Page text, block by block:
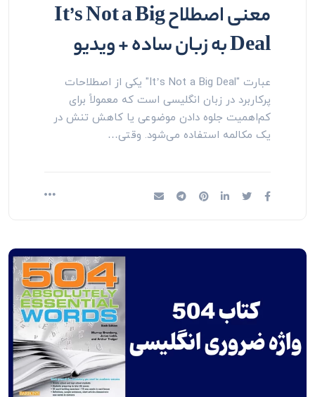
معنی اصطلاح It’s Not a Big
Deal به زبان ساده + ویدیو
عبارت "It’s Not a Big Deal" یکی از اصطلاحات
پرکاربرد در زبان انگلیسی است که معمولاً برای
کم‌اهمیت جلوه دادن موضوعی یا کاهش تنش در
یک مکالمه استفاده می‌شود. وقتی…